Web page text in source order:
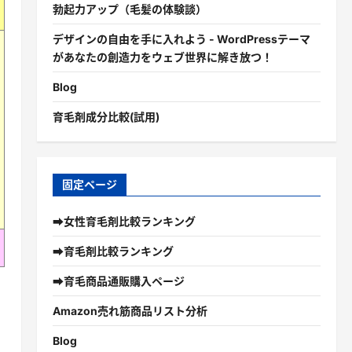
勃起力アップ（毛髪の体験談）
デザインの自由を手に入れよう - WordPressテーマ
があなたの創造力をウェブ世界に解き放つ！
Blog
育毛剤成分比較(試用)
固定ページ
➡女性育毛剤比較ランキング
➡育毛剤比較ランキング
➡育毛商品通販購入ページ
Amazon売れ筋商品リスト分析
Blog